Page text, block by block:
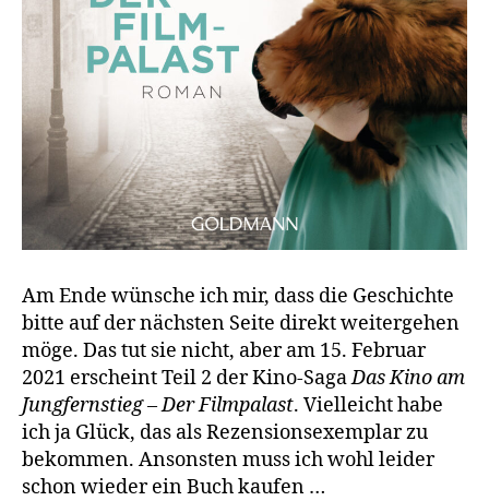
Am Ende wünsche ich mir, dass die Geschichte
bitte auf der nächsten Seite direkt weitergehen
möge. Das tut sie nicht, aber am 15. Februar
2021 erscheint Teil 2 der Kino-SagaDas Kino am
Jungfernstieg – Der Filmpalast. Vielleicht habe
ich ja Glück, das als Rezensionsexemplar zu
bekommen. Ansonsten muss ich wohl leider
schon wieder ein Buch kaufen …